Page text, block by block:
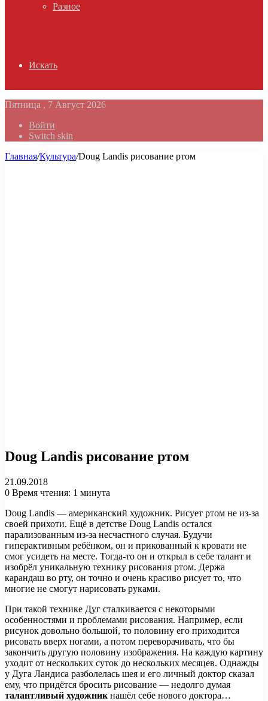
Разное
Искать
Пятница , 7 Август 2026
Войти
Switch skin
Главная/Культура/Doug Landis рисование ртом
Doug Landis рисование ртом
21.09.2018
0 Время чтения: 1 минута
Doug Landis — американский художник. Рисует ртом не из-за
своей прихоти. Ещё в детстве Doug Landis остался
парализованным из-за несчастного случая. Будучи
гиперактивным ребёнком, он и прикованный к кровати не
смог усидеть на месте. Тогда-то он и открыл в себе талант и
изобрёл уникальную технику рисования ртом. Держа
карандаш во рту, он точно и очень красиво рисует то, что
многие не смогут нарисовать руками.
При такой технике Дуг сталкивается с некоторыми
особенностями и проблемами рисования. Например, если
рисунок довольно большой, то половину его приходится
рисовать вверх ногами, а потом переворачивать, что бы
закончить другую половину изображения. На каждую картину
уходит от нескольких суток до нескольких месяцев. Однажды
у Дуга Ландиса разболелась шея и его личный доктор сказал
ему, что придётся бросить рисование — недолго думая
талантливый художник нашёл себе нового доктора…